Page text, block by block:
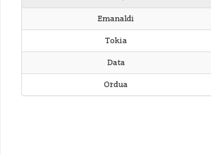
Emanaldi
Tokia
Data
Ordua